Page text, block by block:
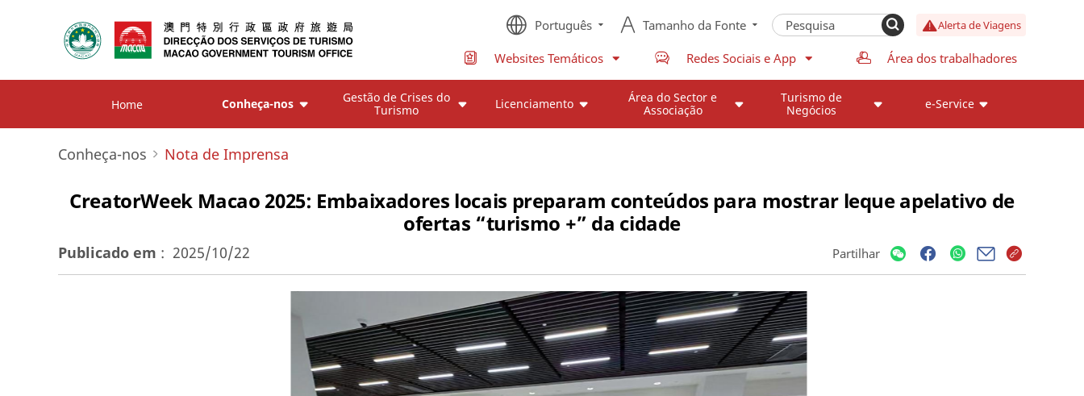
Português Tamanho da Fonte Alerta de Viagens
Websites Temáticos Redes Sociais e App Área dos trabalhadores
Home Conheça-nos
Gestão de Crises do
Turismo
Licenciamento
Área do Sector e
Associação
Turismo de
Negócios
e-Service
Conheça-nos Nota de Imprensa
CreatorWeek Macao 2025: Embaixadores locais preparam conteúdos para mostrar leque apelativo de
ofertas “turismo +” da cidade
Publicado em : 2025/10/22 Partilhar